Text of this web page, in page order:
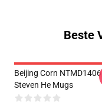
Beste
Beijing Corn NTMD1406
Steven He Mugs